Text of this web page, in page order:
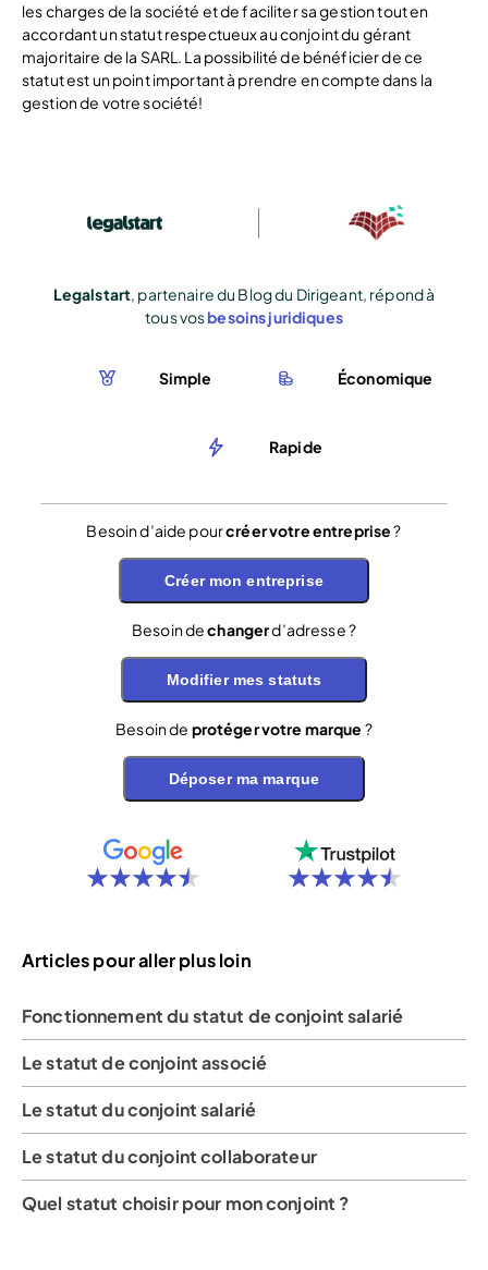
les charges de la société et de faciliter sa gestion tout en
accordant un statut respectueux au conjoint du gérant
majoritaire de la SARL. La possibilité de bénéficier de ce
statut est un point important à prendre en compte dans la
gestion de votre société!
Legalstart, partenaire du Blog du Dirigeant, répond à
tous vosbesoins juridiques
Simple Économique
Rapide
Besoin d’aide pourcréer votre entreprise?
Créer mon entreprise
Besoin dechangerd’adresse ?
Modifier mes statuts
Besoin de protéger votre marque ?
Déposer ma marque
Articles pour aller plus loin
Fonctionnement du statut de conjoint salarié
Le statut de conjoint associé
Le statut du conjoint salarié
Le statut du conjoint collaborateur
Quel statut choisir pour mon conjoint ?